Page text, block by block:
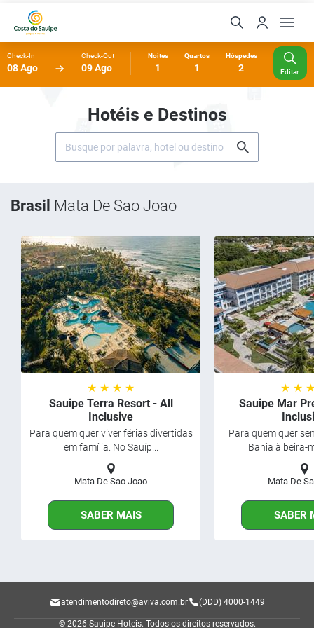
Check-In
08 Ago
Check-Out
09 Ago
Noites
1
Quartos
1
Hóspedes
2 Editar
Hotéis e Destinos
Brasil Mata De Sao Joao
★ ★ ★ ★
Sauipe Terra Resort - All
Inclusive
Para quem quer viver férias divertidas
em família. No Sauíp...
Mata De Sao Joao
SABER MAIS
★ ★
Sauipe Mar
Para quem quer
Bahia à beira-
Mata De
SABER
atendimentodireto@aviva.com.br (DDD) 4000-1449
© 2026 Sauipe Hoteis. Todos os direitos reservados.